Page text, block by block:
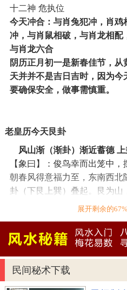
十二神 危执位
今天冲合：与肖兔犯冲，肖鸡
冲，与肖鼠相破，与肖龙相配
与肖龙六合
阴历正月初一是新春佳节，
天并并不是吉日吉时，因为今
要确保安全，做事需慎重。
老皇历今天艮卦
风山渐（渐卦）渐近蓄德
【象曰】：俊鸟幸而出笼中
朝春风得意福力至，东南西北
卦（下艮上巽）叠起。艮为山
木，慢慢发展，山也伴随着提
【工作】：在历经一个相对静
始了工作的新环节。这时候最
求成，尽量顺序勤奋，踏踏实
养，以沉着冷静、谦虚的心态
不利。
展开剩余的67%
民间秘术下载